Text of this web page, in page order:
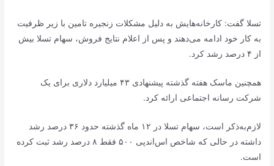
تسلا گفت: کارخانه‌هایش به دلیل مشکلات زنجیره تامین با زیر ظرفیت
به کار خود ادامه می‌دهند و پس از اعلام نتایج فروش، سهام تسلا بیش
از ۴ درصد رشد کرد.
همچنین ماسک هفته گذشته پیشنهادی ۴۳ میلیارد دلاری برای یک
شرکت رسانه اجتماعی ارائه کرد.
لازم‌به‌ذکر است، سهام تسلا در ۱۲ ماه گذشته حدود ۳۶ درصد رشد
داشته در حالی که شاخص اس‌اندپی ۵۰۰ فقط ۸ درصد رشد ثبت کرده
است.